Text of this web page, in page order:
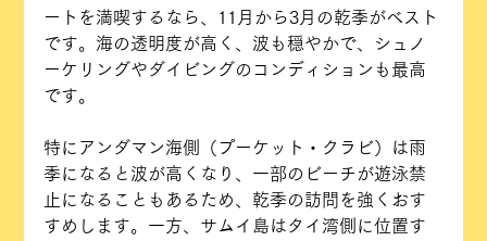
ートを満喫するなら、11月から3月の乾季がベスト
です。海の透明度が高く、波も穏やかで、シュノ
ーケリングやダイビングのコンディションも最高
です。
特にアンダマン海側（プーケット・クラビ）は雨
季になると波が高くなり、一部のビーチが遊泳禁
止になることもあるため、乾季の訪問を強くおす
すめします。一方、サムイ島はタイ湾側に位置す